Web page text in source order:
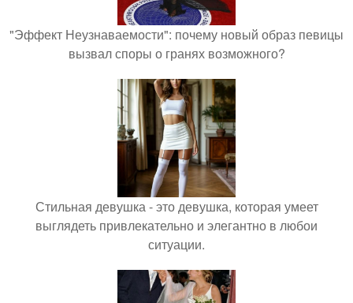
"Эффект Неузнаваемости": почему новый образ певицы
вызвал споры о гранях возможного?
Стильная девушка - это девушка, которая умеет
выглядеть привлекательно и элегантно в любои
ситуации.